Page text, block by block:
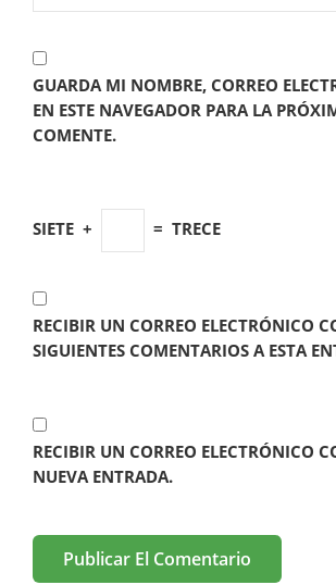
GUARDA MI NOMBRE, CORREO
EN ESTE NAVEGADOR PARA LA
COMENTE.
SIETE + = TRECE
RECIBIR UN CORREO ELECTRÓNICO
SIGUIENTES COMENTARIOS A ESTA
RECIBIR UN CORREO ELECTRÓNICO
NUEVA ENTRADA.